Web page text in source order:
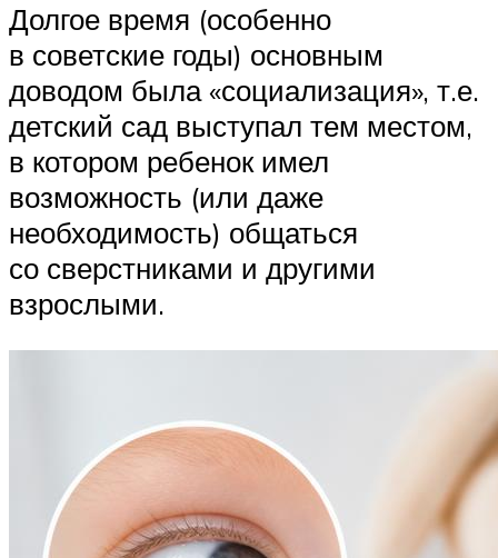
Долгое время (особенно
в советские годы) основным
доводом была «социализация», т.е.
детский сад выступал тем местом,
в котором ребенок имел
возможность (или даже
необходимость) общаться
со сверстниками и другими
взрослыми.